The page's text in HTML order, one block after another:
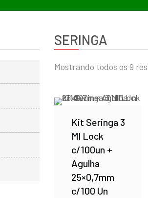
SERINGA
Mostrando todos os 9
Kit Seringa 3
Ml Lock
c/100un +
Agulha
25×0,7mm
c/100 Un